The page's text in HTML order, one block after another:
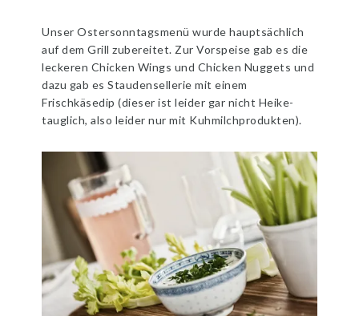
Unser Ostersonntagsmenü wurde hauptsächlich
auf dem Grill zubereitet. Zur Vorspeise gab es die
leckeren Chicken Wings und Chicken Nuggets und
dazu gab es Staudensellerie mit einem
Frischkäsedip (dieser ist leider gar nicht Heike-
tauglich, also leider nur mit Kuhmilchprodukten).